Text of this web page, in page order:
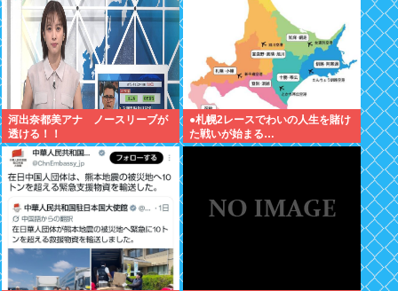
河出奈都美アナ ノースリーブが
透ける！！
●札幌2レースでわいの人生を賭け
た戦いが始まる…